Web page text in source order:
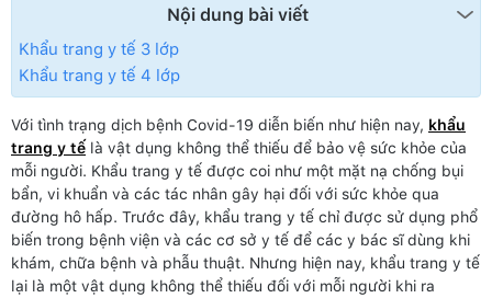
Nội dung bài viết
Khẩu trang y tế 3 lớp
Khẩu trang y tế 4 lớp
Với tình trạng dịch bệnh Covid-19 diễn biến như hiện nay, khẩu
trang y tế là vật dụng không thể thiếu để bảo vệ sức khỏe của
mỗi người. Khẩu trang y tế được coi như một mặt nạ chống bụi
bẩn, vi khuẩn và các tác nhân gây hại đối với sức khỏe qua
đường hô hấp. Trước đây, khẩu trang y tế chỉ được sử dụng phổ
biến trong bệnh viện và các cơ sở y tế để các y bác sĩ dùng khi
khám, chữa bệnh và phẫu thuật. Nhưng hiện nay, khẩu trang y tế
lại là một vật dụng không thể thiếu đối với mỗi người khi ra